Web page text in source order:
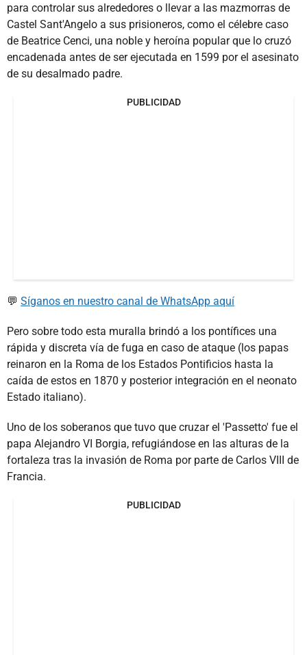
para controlar sus alrededores o llevar a las mazmorras de
Castel Sant'Angelo a sus prisioneros, como el célebre caso
de Beatrice Cenci, una noble y heroína popular que lo cruzó
encadenada antes de ser ejecutada en 1599 por el asesinato
de su desalmado padre.
PUBLICIDAD
💬 Síganos en nuestro canal de WhatsApp aquí
Pero sobre todo esta muralla brindó a los pontífices una
rápida y discreta vía de fuga en caso de ataque (los papas
reinaron en la Roma de los Estados Pontificios hasta la
caída de estos en 1870 y posterior integración en el neonato
Estado italiano).
Uno de los soberanos que tuvo que cruzar el 'Passetto' fue el
papa Alejandro VI Borgia, refugiándose en las alturas de la
fortaleza tras la invasión de Roma por parte de Carlos VIII de
Francia.
PUBLICIDAD